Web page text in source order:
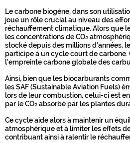
Le carbone biogène, dans son
joue un rôle crucial au niveau des
réchauffement climatique. Alors que
les concentrations de CO₂
stocké depuis des millions d’années,
participe à un cycle court de
l’empreinte carbone globale des
Ainsi, bien que les biocarburants
les SAF (Sustainable Aviation Fuels)
lors de leur combustion, celui-ci est
par le CO₂ absorbé par les plantes
Ce cycle aide alors à maintenir un
atmosphérique et à limiter les effets
contribuant ainsi à ralentir le